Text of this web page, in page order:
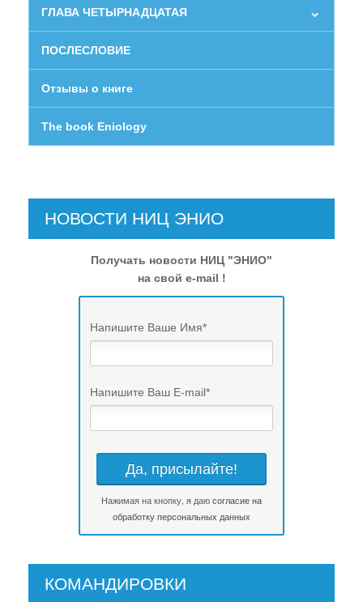
ГЛАВА ЧЕТЫРНАДЦАТАЯ
ПОСЛЕСЛОВИЕ
Отзывы о книге
The book Eniology
НОВОСТИ НИЦ ЭНИО
Получать новости НИЦ "ЭНИО"
на свой e-mail !
Напишите Ваше Имя*
Напишите Ваш E-mail*
Нажимая на кнопку, я даюсогласие на
обработку персональных данных
КОМАНДИРОВКИ